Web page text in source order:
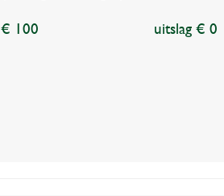
€ 100 uitslag € 0